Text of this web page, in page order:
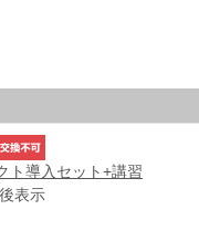
ト導入セット+講習
表示